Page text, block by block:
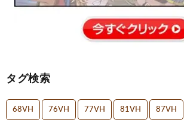
タグ検索
68VH 76VH 77VH 81VH 87VH